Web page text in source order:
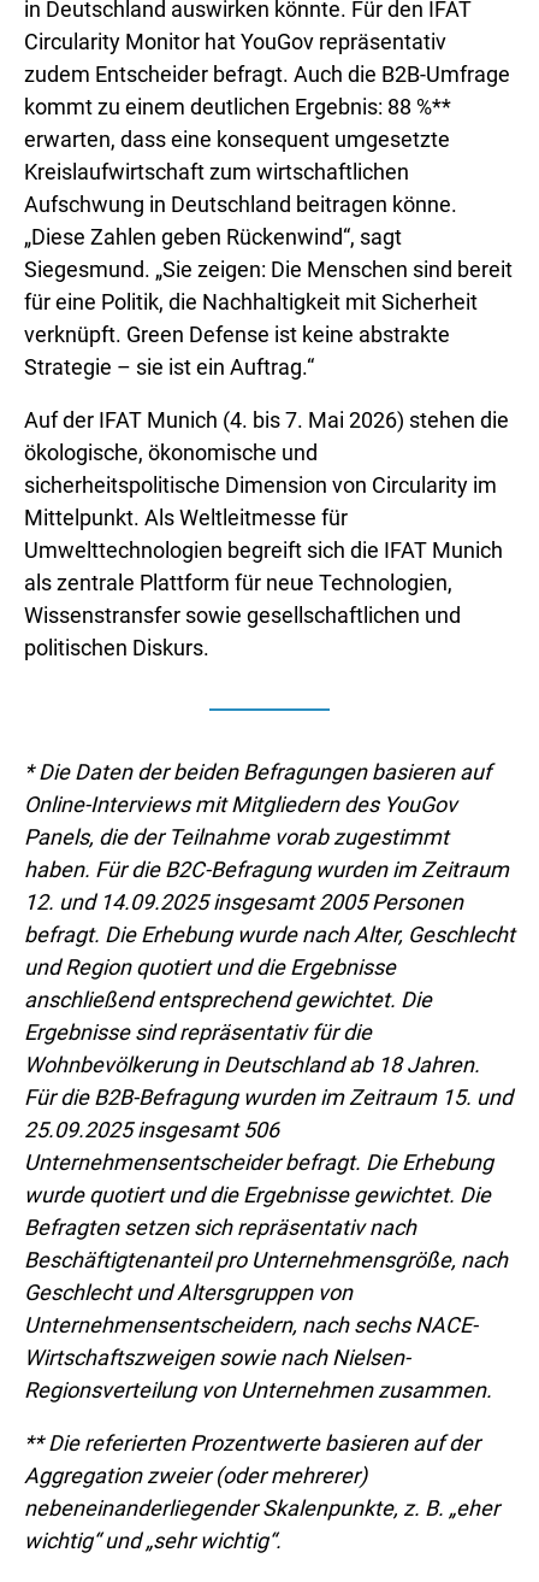
in Deutschland auswirken könnte. Für den IFAT
Circularity Monitor hat YouGov repräsentativ
zudem Entscheider befragt. Auch die B2B-Umfrage
kommt zu einem deutlichen Ergebnis: 88 %**
erwarten, dass eine konsequent umgesetzte
Kreislaufwirtschaft zum wirtschaftlichen
Aufschwung in Deutschland beitragen könne.
„Diese Zahlen geben Rückenwind“, sagt
Siegesmund. „Sie zeigen: Die Menschen sind bereit
für eine Politik, die Nachhaltigkeit mit Sicherheit
verknüpft. Green Defense ist keine abstrakte
Strategie – sie ist ein Auftrag.“
Auf der IFAT Munich (4. bis 7. Mai 2026) stehen die
ökologische, ökonomische und
sicherheitspolitische Dimension von Circularity im
Mittelpunkt. Als Weltleitmesse für
Umwelttechnologien begreift sich die IFAT Munich
als zentrale Plattform für neue Technologien,
Wissenstransfer sowie gesellschaftlichen und
politischen Diskurs.
* Die Daten der beiden Befragungen basieren auf
Online-Interviews mit Mitgliedern des YouGov
Panels, die der Teilnahme vorab zugestimmt
haben. Für die B2C-Befragung wurden im Zeitraum
12. und 14.09.2025 insgesamt 2005 Personen
befragt. Die Erhebung wurde nach Alter, Geschlecht
und Region quotiert und die Ergebnisse
anschließend entsprechend gewichtet. Die
Ergebnisse sind repräsentativ für die
Wohnbevölkerung in Deutschland ab 18 Jahren.
Für die B2B-Befragung wurden im Zeitraum 15. und
25.09.2025 insgesamt 506
Unternehmensentscheider befragt. Die Erhebung
wurde quotiert und die Ergebnisse gewichtet. Die
Befragten setzen sich repräsentativ nach
Beschäftigtenanteil pro Unternehmensgröße, nach
Geschlecht und Altersgruppen von
Unternehmensentscheidern, nach sechs NACE-
Wirtschaftszweigen sowie nach Nielsen-
Regionsverteilung von Unternehmen zusammen.
** Die referierten Prozentwerte basieren auf der
Aggregation zweier (oder mehrerer)
nebeneinanderliegender Skalenpunkte, z. B. „eher
wichtig“ und „sehr wichtig“.